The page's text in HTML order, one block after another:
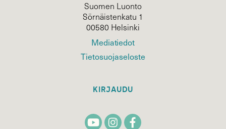
Suomen Luonto
Sörnäistenkatu 1
00580 Helsinki
Mediatiedot
Tietosuojaseloste
KIRJAUDU